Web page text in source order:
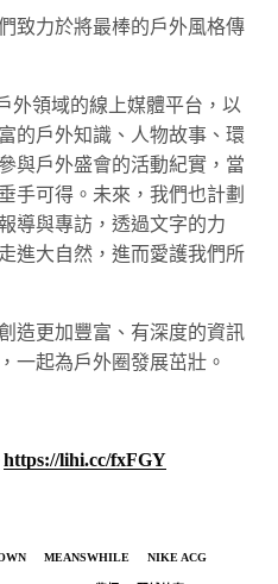
致力於將最棒的戶外風格傳
外領域的線上媒體平台，以
的戶外知識、人物故事、環
與戶外盛會的活動紀實，當
手可得。未來，我們也計劃
導與專訪，透過文字的力
進大自然，進而愛護我們所
造更加豐富、有深度的資訊
一起為戶外圈發展茁壯。
https://lihi.cc/fxFGY
MEANSWHILE NIKE ACG